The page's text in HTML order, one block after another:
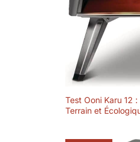
Test Ooni Karu 12
Terrain et